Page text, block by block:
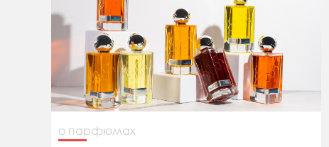
о парфюмах